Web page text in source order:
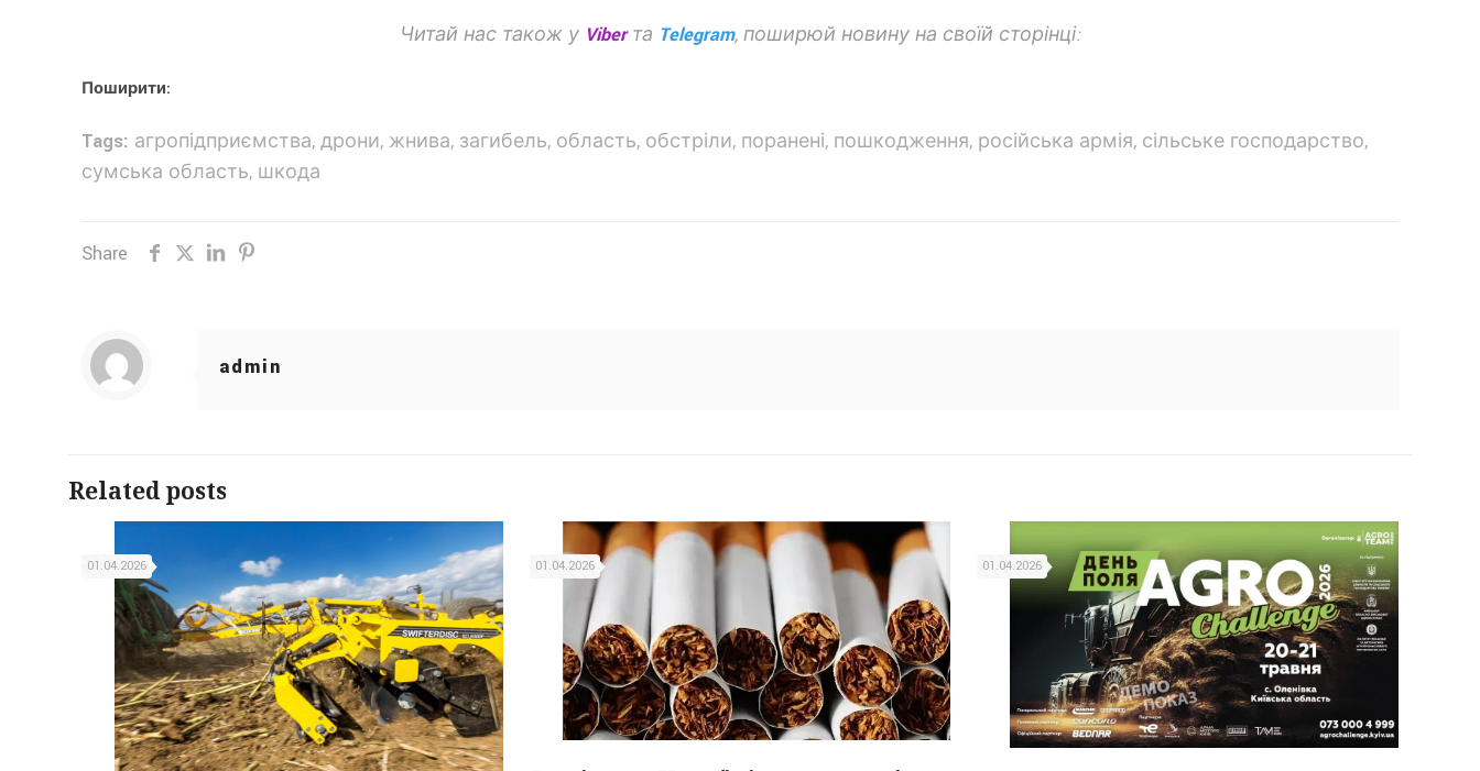
Читай нас також у Viberта Telegram, поширюй новину на своїй сторінці:
Поширити:
Tags: агропідприємства,дрони, жнива, загибель, область, обстріли, поранені, пошкодження, російська армія, сільське господарство,
сумська область, шкода
Share
admin
Related posts
01.04.2026 01.04.2026 01.04.2026